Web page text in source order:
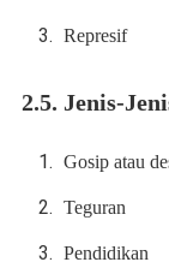
Represif
2.5. Jenis-
Gosip atau
Teguran
Pendidikan